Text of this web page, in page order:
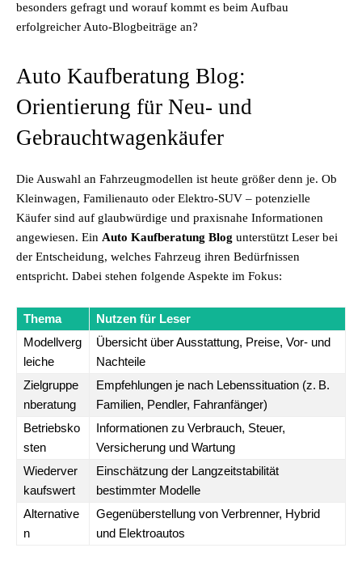
besonders gefragt und worauf kommt es beim Aufbau
erfolgreicher Auto-Blogbeiträge an?
Auto Kaufberatung Blog:
Orientierung für Neu- und
Gebrauchtwagenkäufer
Die Auswahl an Fahrzeugmodellen ist heute größer denn je. Ob
Kleinwagen, Familienauto oder Elektro-SUV – potenzielle
Käufer sind auf glaubwürdige und praxisnahe Informationen
angewiesen. Ein Auto Kaufberatung Blog unterstützt Leser bei
der Entscheidung, welches Fahrzeug ihren Bedürfnissen
entspricht. Dabei stehen folgende Aspekte im Fokus:
Thema
Nutzen für Leser
Modellverg
leiche
Übersicht über Ausstattung, Preise, Vor- und
Nachteile
Zielgruppe
nberatung
Empfehlungen je nach Lebenssituation (z. B.
Familien, Pendler, Fahranfänger)
Betriebsko
sten
Informationen zu Verbrauch, Steuer,
Versicherung und Wartung
Wiederver
kaufswert
Einschätzung der Langzeitstabilität
bestimmter Modelle
Alternative
n
Gegenüberstellung von Verbrenner, Hybrid
und Elektroautos